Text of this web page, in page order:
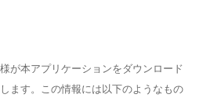
が本アプリケーションをダウンロード
ます。この情報には以下のようなもの